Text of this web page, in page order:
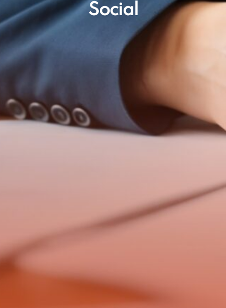
Social